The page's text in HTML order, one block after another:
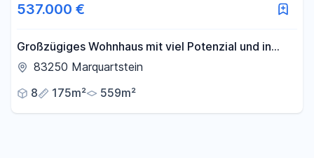
537.000 €
Großzügiges Wohnhaus mit viel Potenzial und in
bester Lage
83250 Marquartstein
8
175m² 559m²